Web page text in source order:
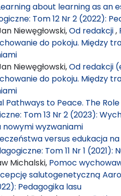
about learning as an
Tom 12 Nr 2 (2022):
Niewęgłowski,Od redakcji,
do pokoju. Między
Niewęgłowski,Od redakcji
do pokoju. Między
Pathways to Peace. The
Tom 13 Nr 2 (2023):
wyzwaniami
versus edukacja
Tom 11 Nr 1 (2021):
Michalski, Pomoc
salutogenetyczną
Pedagogika lasu